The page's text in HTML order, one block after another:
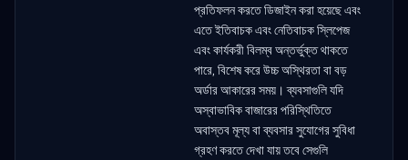
প্রতিফলন করতে ডিজাইন করা হয়েছে এবং
এতে ইতিবাচক এবং নেতিবাচক স্লিপেজ
এবং কার্যকরী বিলম্ব অন্তর্ভুক্ত থাকতে
পারে, বিশেষ করে উচ্চ অস্থিরতা বা বড়
অর্ডার আকারের সময়। ব্যবসাগুলি যদি
অস্বাভাবিক বাজারের পরিস্থিতিতে
অবাস্তব মূল্য বা ব্যবসার সুযোগের সুবিধা
গ্রহণ করতে দেখা যায় তবে সেগুলি